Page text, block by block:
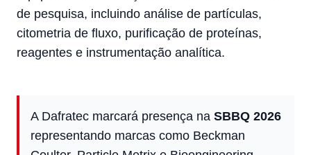
de pesquisa, incluindo análise de partículas,
citometria de fluxo, purificação de proteínas,
reagentes e instrumentação analítica.
A Dafratec marcará presença na SBBQ 2026
representando marcas como Beckman